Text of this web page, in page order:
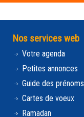
Nos services web
Votre agenda
Petites annonces
Guide des prénoms
Cartes de voeux
Ramadan